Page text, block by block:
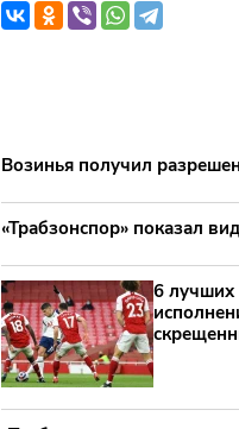
Возинья получил
«Трабзонспор» показал
6 лучших